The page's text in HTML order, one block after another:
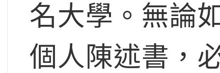
名大學。無論
個人陳述書，